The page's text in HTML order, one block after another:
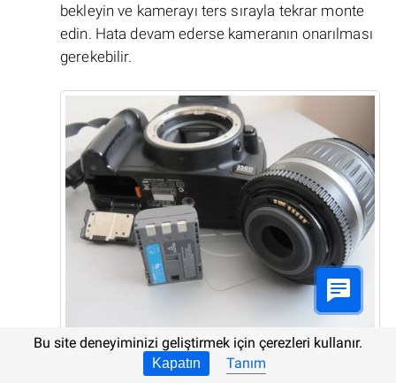
bekleyin ve kamerayı ters sırayla tekrar monte
edin. Hata devam ederse kameranın onarılması
gerekebilir.
Dahili güç kaynağını değiştirin veya şarj edin:
Bu site deneyiminizi geliştirmek için çerezleri kullanır.
Kapatın Tanım